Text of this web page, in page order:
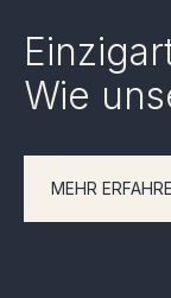
Wie
MEHR